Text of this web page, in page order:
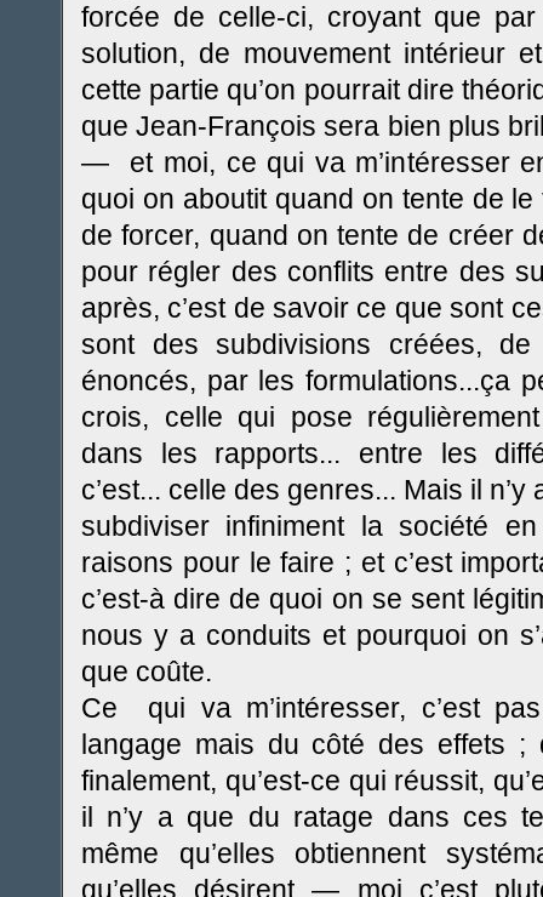
forcée de celle-ci, croyant que
solution, de mouvement intérieur
cette partie qu’on pourrait dire
que Jean-François sera bien plus
— et moi, ce qui va m’intéresser
quoi on aboutit quand on tente de
de forcer, quand on tente de créer
pour régler des conflits entre des
après, c’est de savoir ce que sont
sont des subdivisions créées,
énoncés, par les formulations...ça
crois, celle qui pose
dans les rapports... entre les
c’est... celle des genres... Mais il
subdiviser infiniment la société
raisons pour le faire ; et c’est
c’est-à dire de quoi on se sent
nous y a conduits et pourquoi on
que coûte.
Ce qui va m’intéresser, c’est
langage mais du côté des effets ;
finalement, qu’est-ce qui réussit,
il n’y a que du ratage dans ces
même qu’elles obtiennent
qu’elles désirent — moi c’est